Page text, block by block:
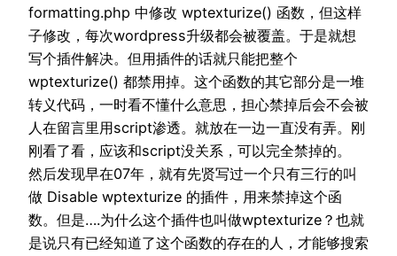
formatting.php 中修改 wptexturize() 函数，但这样
子修改，每次wordpress升级都会被覆盖。于是就想
写个插件解决。但用插件的话就只能把整个
wptexturize() 都禁用掉。这个函数的其它部分是一堆
转义代码，一时看不懂什么意思，担心禁掉后会不会被
人在留言里用script渗透。就放在一边一直没有弄。刚
刚看了看，应该和script没关系，可以完全禁掉的。
然后发现早在07年，就有先贤写过一个只有三行的叫
做 Disable wptexturize 的插件，用来禁掉这个函
数。但是….为什么这个插件也叫做wptexturize？也就
是说只有已经知道了这个函数的存在的人，才能够搜索